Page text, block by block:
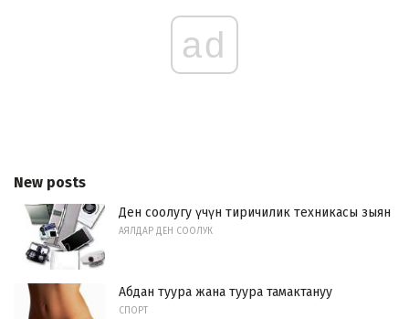
ad
New posts
Ден соолугу үчүн тиричилик техникасы зыян
АЯЛДАР ДЕН СООЛУК
Абдан туура жана туура тамактануу
СПОРТ